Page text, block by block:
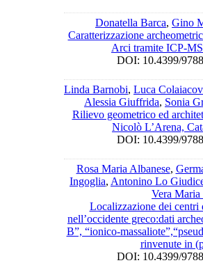
Donatella Barca, Gino
Caratterizzazione
Arci tramite ICP-
DOI: 10.4399/
Linda Barnobi, Luca
Alessia Giuffrida, Sonia
Rilievo geometrico ed
Nicolò L’Arena,
DOI: 10.4399/
Rosa Maria Albanese,
Ingoglia, Antonino Lo
Vera Maria
Localizzazione dei centri
nell’occidente greco:dati
B”, “ionico-
rinvenute in
DOI: 10.4399/